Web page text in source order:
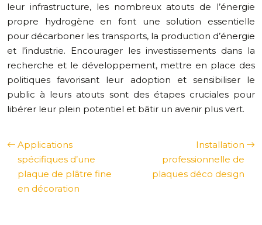
leur infrastructure, les nombreux atouts de l’énergie
propre hydrogène en font une solution essentielle
pour décarboner les transports, la production d’énergie
et l’industrie. Encourager les investissements dans la
recherche et le développement, mettre en place des
politiques favorisant leur adoption et sensibiliser le
public à leurs atouts sont des étapes cruciales pour
libérer leur plein potentiel et bâtir un avenir plus vert.
Applications
spécifiques d’une
plaque de plâtre fine
en décoration
Installation
professionnelle de
plaques déco design